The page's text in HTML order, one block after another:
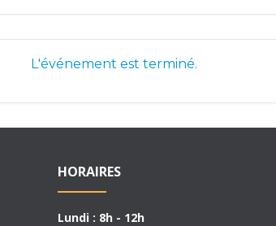
L'événement est terminé.
HORAIRES
Lundi : 8h - 12h